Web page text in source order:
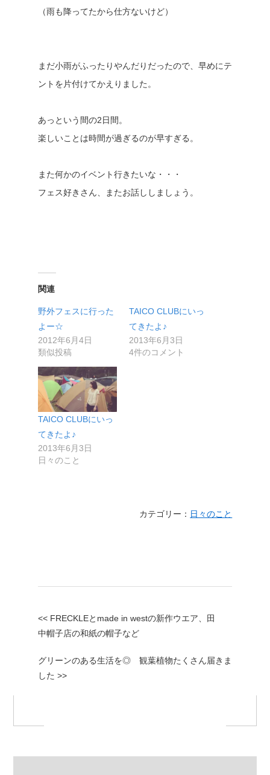
（雨も降ってたから仕方ないけど）
まだ小雨がふったりやんだりだったので、早めにテ
ントを片付けてかえりました。
あっという間の2日間。
楽しいことは時間が過ぎるのが早すぎる。
また何かのイベント行きたいな・・・
フェス好きさん、またお話ししましょう。
関連
野外フェスに行った
よー☆
2012年6月4日
類似投稿
TAICO CLUBにいっ
てきたよ♪
2013年6月3日
4件のコメント
TAICO CLUBにいっ
てきたよ♪
2013年6月3日
日々のこと
カテゴリー： 日々のこと
<< FRECKLEとmade in westの新作ウエア、田
中帽子店の和紙の帽子など
グリーンのある生活を◎ 観葉植物たくさん届きま
した >>